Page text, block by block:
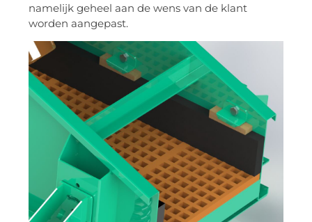
namelijk geheel aan de wens van de klant
worden aangepast.